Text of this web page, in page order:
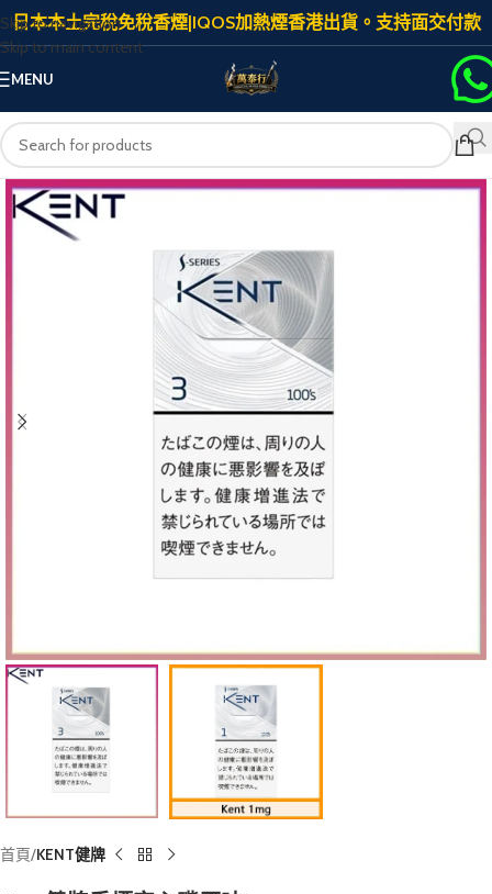
Skip to navigation
Skip to main content
日本本土完稅免稅香煙|IQOS加熱煙香港出貨。支持面交付款
MENU
首頁 KENT健牌